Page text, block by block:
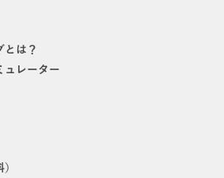
とは？
ュレーター